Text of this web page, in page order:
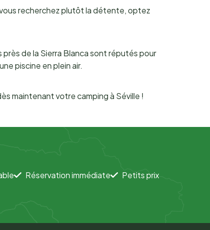
recherchez plutôt la détente, optez
de la Sierra Blanca sont réputés pour
piscine en plein air.
maintenant votre camping à Séville !
Réservation immédiate Petits prix